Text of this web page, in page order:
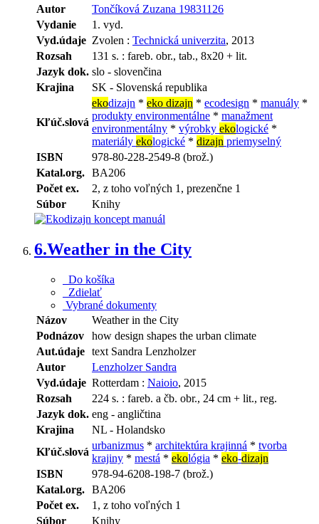
Autor
Tončíková Zuzana 19831126
Vydanie
1. vyd.
Vyd.údaje Zvolen : Technická univerzita, 2013
Rozsah
131 s. : fareb. obr., tab., 8x20 + lit.
Jazyk dok. slo - slovenčina
Krajina
SK - Slovenská republika
Kľúč.slová
ekodizajn * eko dizajn * ecodesign * manuály *
produkty environmentálne * manažment
environmentálny * výrobky ekologické *
materiály ekologické * dizajn priemyselný
ISBN
978-80-228-2549-8 (brož.)
Katal.org. BA206
Počet ex.
2, z toho voľných 1, prezenčne 1
Súbor
Knihy
6.Weather in the City
Do košíka
Zdielať
Vybrané dokumenty
Názov
Weather in the City
Podnázov
how design shapes the urban climate
Aut.údaje text Sandra Lenzholzer
Autor
Lenzholzer Sandra
Vyd.údaje Rotterdam : Naioio, 2015
Rozsah
224 s. : fareb. a čb. obr., 24 cm + lit., reg.
Jazyk dok. eng - angličtina
Krajina
NL - Holandsko
Kľúč.slová
urbanizmus * architektúra krajinná * tvorba
krajiny * mestá * ekológia * eko-dizajn
ISBN
978-94-6208-198-7 (brož.)
Katal.org. BA206
Počet ex.
1, z toho voľných 1
Súbor
Knihy